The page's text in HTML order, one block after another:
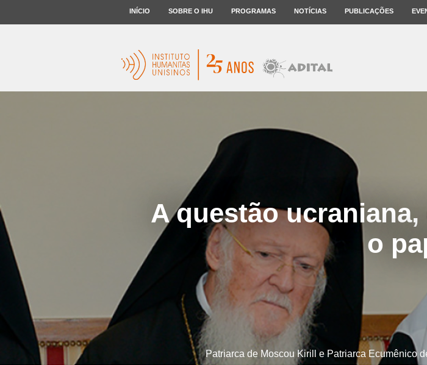
INÍCIO SOBRE O IHU PROGRAMAS NOTÍCIAS PUBLICAÇÕES
A questão
o
Patriarca de Moscou Kirill e Patriarca Ecumênico